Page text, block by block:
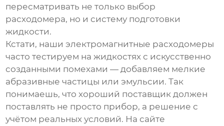
пересматривать не только выбор
расходомера, но и систему подготовки
жидкости.
Кстати, нашиэлектромагнитные расходомеры
часто тестируем на жидкостях с искусственно
созданными помехами — добавляем мелкие
абразивные частицы или эмульсии. Так
понимаешь, что хороший поставщик должен
поставлять не просто прибор, а решение с
учётом реальных условий. На сайте